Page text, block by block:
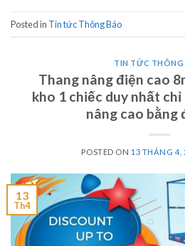
Posted in Tin tức Thông Báo
TIN TỨC THÔNG
Thang nâng điện cao
kho 1 chiếc duy nhất
nâng cao bằng
POSTED ON 13 THÁNG 4,
13
Th4